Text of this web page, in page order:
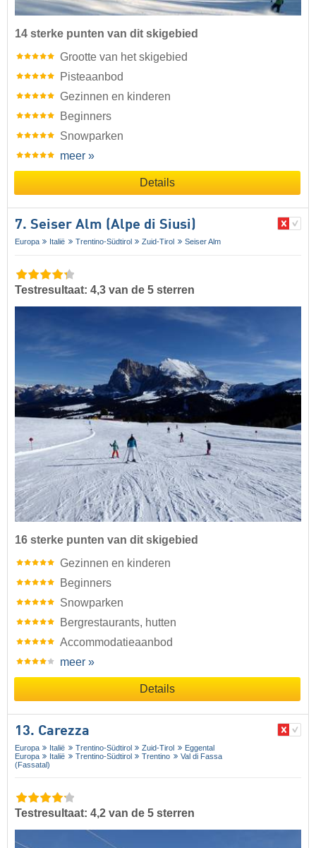
14 sterke punten van dit skigebied
Grootte van het skigebied
Pisteaanbod
Gezinnen en kinderen
Beginners
Snowparken
meer »
Details
7. Seiser Alm (Alpe di Siusi)
Europa Italië Trentino-Südtirol Zuid-Tirol Seiser Alm
Testresultaat: 4,3 van de 5 sterren
16 sterke punten van dit skigebied
Gezinnen en kinderen
Beginners
Snowparken
Bergrestaurants, hutten
Accommodatieaanbod
meer »
Details
13. Carezza
Europa Italië Trentino-Südtirol Zuid-Tirol
Eggental
Europa
Italië Trentino-Südtirol Trentino
Val di Fassa
(Fassatal)
Testresultaat: 4,2 van de 5 sterren